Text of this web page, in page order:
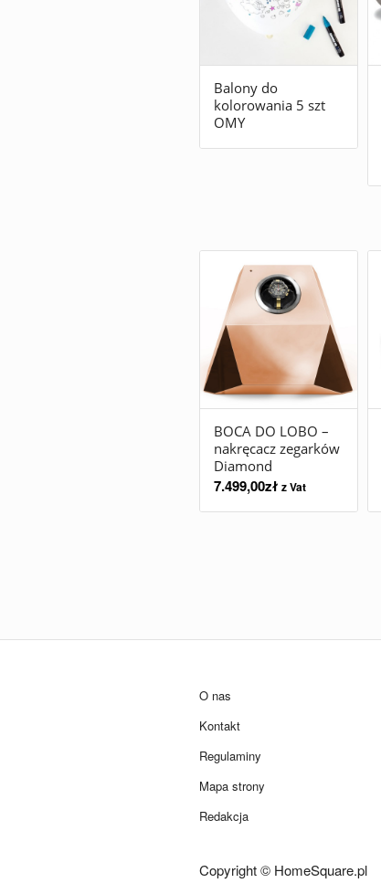
Balony do
kolorowania 5 szt
OMY
BOCA DO LOBO –
nakręcacz zegarków
Diamond
7.499,00zł z Vat
O nas
Kontakt
Regulaminy
Mapa strony
Redakcja
Copyright © HomeSquare.pl